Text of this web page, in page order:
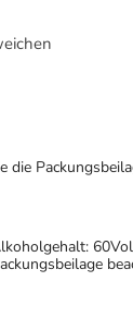
die